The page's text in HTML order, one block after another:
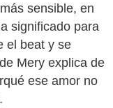
sensible, en
significado para
el beat y se
Mery explica de
ese amor no